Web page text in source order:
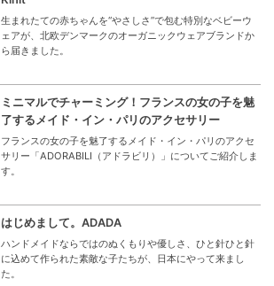
生まれたての赤ちゃんを“やさしさ”で包む特別なベビーウ
ェアが、北欧デンマークのオーガニックウェアブランドか
ら届きました。
ミニマルでチャーミング！フランスの女の子を魅
了するメイド・イン・パリのアクセサリー
フランスの女の子を魅了するメイド・イン・パリのアクセ
サリー「ADORABILI（アドラビリ）」についてご紹介しま
す。
はじめまして。ADADA
ハンドメイドならではのぬくもりや優しさ、ひと針ひと針
に込めて作られた素敵な子たちが、日本にやって来まし
た。